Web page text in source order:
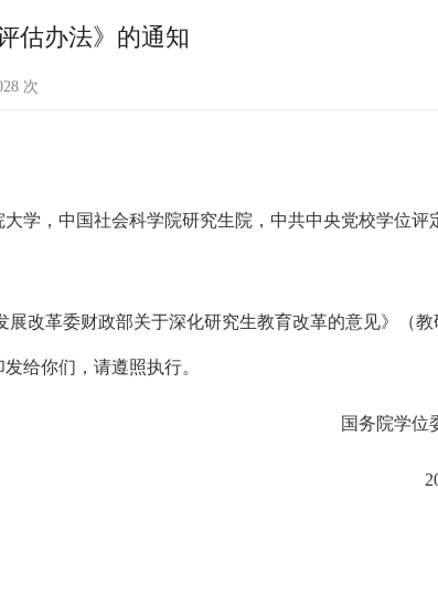
估办法》的通知
次
学，中国社会科学院研究生院，中共中央党校学位评
展改革委财政部关于深化研究生教育改革的意见》（教
给你们，请遵照执行。
国务院学位